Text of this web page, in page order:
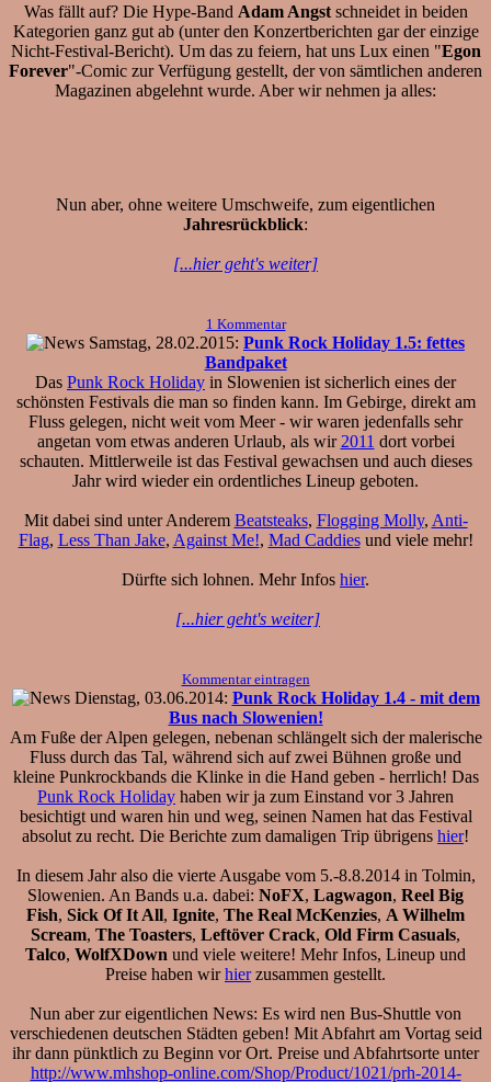
Was fällt auf? Die Hype-Band Adam Angstschneidet in beiden
Kategorien ganz gut ab (unter den Konzertberichten gar der einzige
Nicht-Festival-Bericht). Um das zu feiern, hat uns Lux einen "Egon
Forever"-Comic zur Verfügung gestellt, der von sämtlichen anderen
Magazinen abgelehnt wurde. Aber wir nehmen ja alles:
Nun aber, ohne weitere Umschweife, zum eigentlichen
Jahresrückblick:
[...hier geht's weiter]
1 Kommentar
Samstag, 28.02.2015: Punk Rock Holiday 1.5: fettes
Bandpaket
Das Punk Rock Holiday in Slowenien ist sicherlich eines der
schönsten Festivals die man so finden kann. Im Gebirge, direkt am
Fluss gelegen, nicht weit vom Meer - wir waren jedenfalls sehr
angetan vom etwas anderen Urlaub, als wir 2011 dort vorbei
schauten. Mittlerweile ist das Festival gewachsen und auch dieses
Jahr wird wieder ein ordentliches Lineup geboten.
Mit dabei sind unter Anderem Beatsteaks, Flogging Molly, Anti-
Flag, Less Than Jake, Against Me!, Mad Caddiesund viele mehr!
Dürfte sich lohnen. Mehr Infos hier.
[...hier geht's weiter]
Kommentar eintragen
Dienstag, 03.06.2014: Punk Rock Holiday 1.4 - mit dem
Bus nach Slowenien!
Am Fuße der Alpen gelegen, nebenan schlängelt sich der malerische
Fluss durch das Tal, während sich auf zwei Bühnen große und
kleine Punkrockbands die Klinke in die Hand geben - herrlich! Das
Punk Rock Holiday haben wir ja zum Einstand vor 3 Jahren
besichtigt und waren hin und weg, seinen Namen hat das Festival
absolut zu recht. Die Berichte zum damaligen Trip übrigens hier!
In diesem Jahr also die vierte Ausgabe vom 5.-8.8.2014 in Tolmin,
Slowenien. An Bands u.a. dabei: NoFX, Lagwagon, Reel Big
Fish, Sick Of It All, Ignite, The Real McKenzies, A Wilhelm
Scream, The Toasters, Leftöver Crack, Old Firm Casuals,
Talco, WolfXDown und viele weitere! Mehr Infos, Lineup und
Preise haben wirhierzusammen gestellt.
Nun aber zur eigentlichen News: Es wird nen Bus-Shuttle von
verschiedenen deutschen Städten geben! Mit Abfahrt am Vortag seid
ihr dann pünktlich zu Beginn vor Ort. Preise und Abfahrtsorte unter
http://www.mhshop-online.com/Shop/Product/1021/prh-2014-